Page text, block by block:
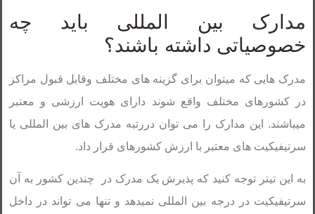
مدارک بین المللی باید چه
خصوصیاتی داشته باشند؟
مدرک هایی که میتوان برای گزینه های مختلف وقابل قبول مراکز
در کشورهای مختلف واقع شوند دارای هویت ارزشی و معتبر
میباشند. این مدارک را می توان دررتبه مدرک های بین المللی یا
سرتیفیکیت های معتبر با ارزش کشورهای قرار داد.
به این تیتر توجه کنید که پذیرش یک مدرک در چندین کشور به آن
سرتیفیکیت در درجه بین المللی نمیدهد و تنها می تواند در داخل